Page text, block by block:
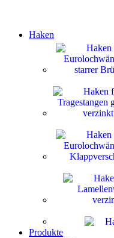
Haken
Produkte